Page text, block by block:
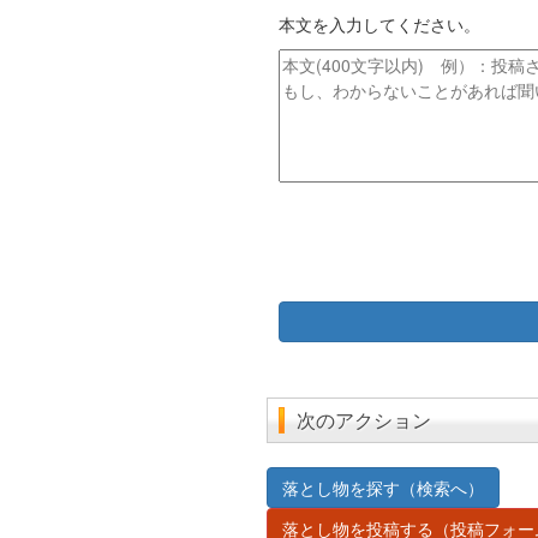
レ
ス
ト
ル
本文を入力してください。
本
文
次のアクション
落とし物を探す（検索へ）
落とし物を投稿する（投稿フォ